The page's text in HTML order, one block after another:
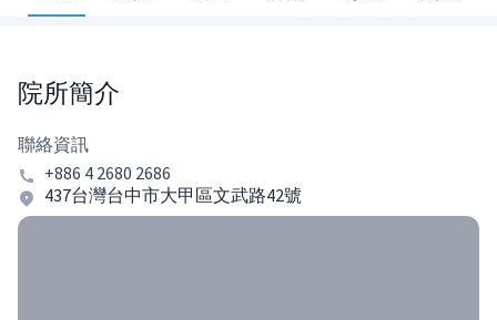
院所簡介
聯絡資訊
+886 4 2680 2686
437台灣台中市大甲區文武路42號